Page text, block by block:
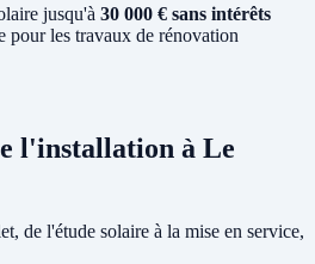
jusqu'à 30 000 € sans intérêts
pour les travaux de rénovation
l'installation à Le
de l'étude solaire à la mise en service,